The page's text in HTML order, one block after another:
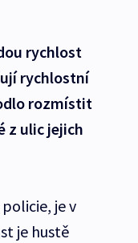
rychlost
rychlostní
rozmístit
z ulic jejich
je v
je hustě